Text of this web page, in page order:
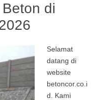
di
Selamat
datang di
website
betoncor.co.i
d. Kami